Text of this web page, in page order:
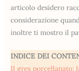
articolo desidero
considerazione
inoltre ti mostro il
INDICE DEI
Il gres porcellanato: